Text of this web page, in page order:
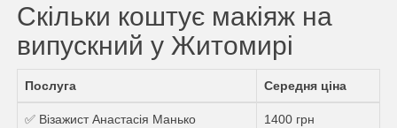
Скільки коштує макіяж на
випускний у Житомирі
Послуга Середня ціна
✅ Візажист Анастасія Манько 1400 грн